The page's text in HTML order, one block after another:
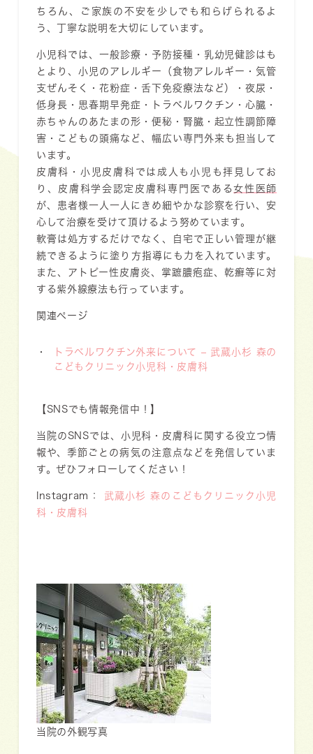
ちろん、ご家族の不安を少しでも和らげられるよ
う、丁寧な説明を大切にしています。
小児科では、一般診療・予防接種・乳幼児健診はも
とより、小児のアレルギー（食物アレルギー・気管
支ぜんそく・花粉症・舌下免疫療法など）・夜尿・
低身長・思春期早発症・トラベルワクチン・心臓・
赤ちゃんのあたまの形・便秘・腎臓・起立性調節障
害・こどもの頭痛など、幅広い専門外来も担当して
います。
皮膚科・小児皮膚科では成人も小児も拝見してお
り、皮膚科学会認定皮膚科専門医である女性医師
が、患者様一人一人にきめ細やかな診察を行い、安
心して治療を受けて頂けるよう努めています。
軟膏は処方するだけでなく、自宅で正しい管理が継
続できるように塗り方指導にも力を入れています。
また、アトピー性皮膚炎、掌蹠膿疱症、乾癬等に対
する紫外線療法も行っています。
関連ページ
トラベルワクチン外来について – 武蔵小杉 森の
こどもクリニック小児科・皮膚科
【SNSでも情報発信中！】
当院のSNSでは、小児科・皮膚科に関する役立つ情
報や、季節ごとの病気の注意点などを発信していま
す。ぜひフォローしてください！
Instagram：
武蔵小杉 森のこどもクリニック小児
科・皮膚科
当院の外観写真